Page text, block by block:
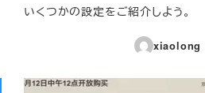
いくつかの設定をご紹介しよう。
xiaolong